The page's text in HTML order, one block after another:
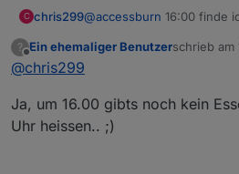
C chris299@accessburn 16:00 finde
?
Offline
Ein ehemaliger Benutzerschrieb am
zuletzt
@chris299
Ja, um 16.00 gibts noch kein
Uhr heissen.. ;)